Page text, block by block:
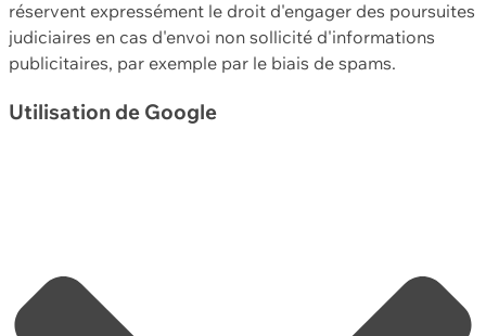
réservent expressément le droit d'engager des poursuites
judiciaires en cas d'envoi non sollicité d'informations
publicitaires, par exemple par le biais de spams.
Utilisation de Google